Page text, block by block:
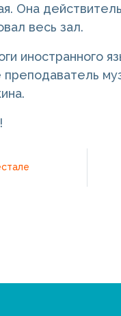
Она
весь зал.
иностранного
преподаватель